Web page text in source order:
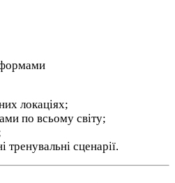
локаціях;
по всьому світу;
тренувальні сценарії.